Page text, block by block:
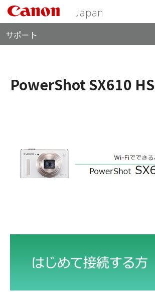
サポート
PowerShot SX610 HS